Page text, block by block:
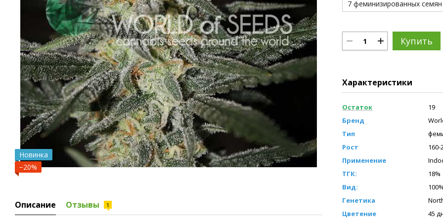
Новинка
−20%
Описание Отзывы 1
7 феминизированных семян
Купить
Характеристики
Остаток
19
Бренд
Тип
Рост
160-
Применение
ТГК:
18%
Вид:
Генетика
Цветение
45